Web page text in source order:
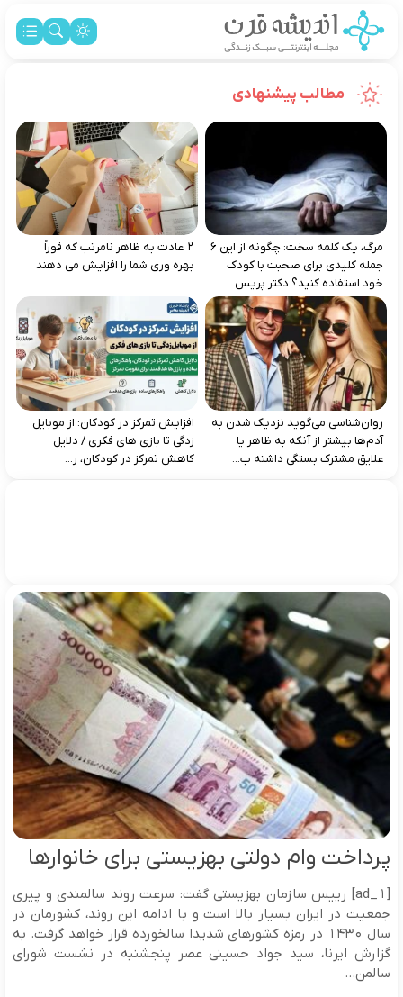
پرداخت وام دولتی بهزیستی برای خانوارها
[ad_1] رییس سازمان بهزیستی گفت: سرعت روند سالمندی و پیری
جمعیت در ایران بسیار بالا است و با ادامه این روند، کشورمان در
سال ۱۴۳۰ در رمزه کشورهای شدیدا سالخورده قرار خواهد گرفت. به
گزارش ایرنا، سید جواد حسینی عصر پنجشنبه در نشست شورای
سالمن...
مطالب پیشنهادی
مرگ، یک کلمه سخت: چگونه از این ۶
جمله کلیدی برای صحبت با کودک
خود استفاده کنید؟ دکتر پریس...
۲ عادت به‌ ظاهر نامرتب که فوراً
بهره‌ وری شما را افزایش می‌ دهند
روان‌شناسی می‌گوید نزدیک شدن به
آدم‌ها بیشتر از آنکه به ظاهر یا
علایق مشترک بستگی داشته ب...
افزایش تمرکز در کودکان: از موبایل‌
زدگی تا بازی‌ های فکری / دلایل
کاهش تمرکز در کودکان، ر...